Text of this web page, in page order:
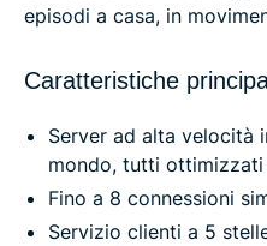
episodi a casa, in
Caratteristiche
Server ad alta velocità
mondo, tutti
Fino a 8 connessioni
Servizio clienti a 5